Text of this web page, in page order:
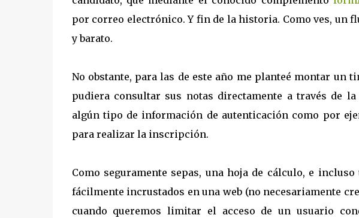
por correo electrónico. Y fin de la historia. Como ves, un
y barato.
No obstante, para las de este año me planteé montar un
pudiera consultar sus notas directamente a través de
algún tipo de información de autenticación como por
para realizar la inscripción.
Como seguramente sepas, una hoja de cálculo, e
fácilmente incrustados en una web (no necesariamente
cuando queremos limitar el acceso de un usuario